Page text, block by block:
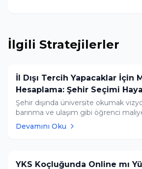
İlgili Stratejilerler
İl Dışı Tercih Yapacaklar İçin
Hesaplama: Şehir Seçimi
Etkiler?
Şehir dışında üniversite okumak
barınma ve ulaşım gibi öğrenci
hesaplanmalıdır. Bütçe sürprizi
Devamını Oku
YKS Koçluğunda Online mı